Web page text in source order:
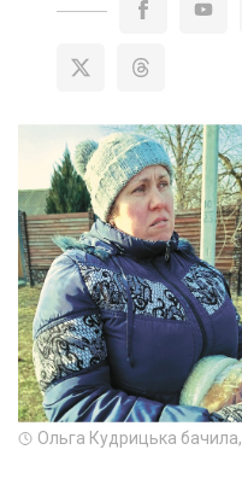
Ольга Кудрицька бачила,